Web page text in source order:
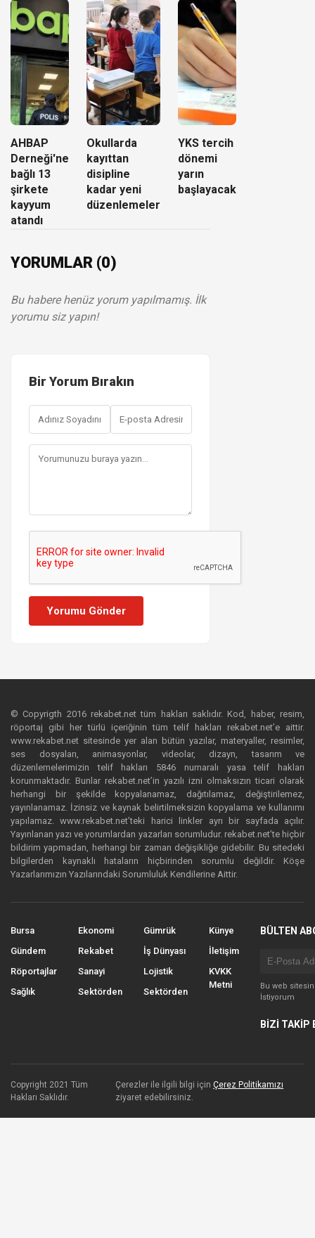
AHBAP
Derneği'ne
bağlı 13
şirkete
kayyum
atandı
Okullarda
kayıttan
disipline
kadar yeni
düzenlemeler
YKS tercih
dönemi
yarın
başlayacak
YORUMLAR (0)
Bu habere henüz yorum yapılmamış. İlk
yorumu siz yapın!
Bir Yorum Bırakın
Yorumu Gönder
© Copyrigth 2016 rekabet.net tüm hakları saklıdır. Kod, haber, resim,
röportaj gibi her türlü içeriğinin tüm telif hakları rekabet.net’e aittir.
www.rekabet.net sitesinde yer alan bütün yazılar, materyaller, resimler,
ses dosyaları, animasyonlar, videolar, dizayn, tasarım ve
düzenlemelerimizin telif hakları 5846 numaralı yasa telif hakları
korunmaktadır. Bunlar rekabet.net’in yazılı izni olmaksızın ticari olarak
herhangi bir şekilde kopyalanamaz, dağıtılamaz, değiştirilemez,
yayınlanamaz. İzinsiz ve kaynak belirtilmeksizin kopyalama ve kullanımı
yapılamaz. www.rekabet.net’teki harici linkler ayrı bir sayfada açılır.
Yayınlanan yazı ve yorumlardan yazarları sorumludur. rekabet.net’te hiçbir
bildirim yapmadan, herhangi bir zaman değişikliğe gidebilir. Bu sitedeki
bilgilerden kaynaklı hataların hiçbirinden sorumlu değildir. Köşe
Yazarlarımızın Yazılarındaki Sorumluluk Kendilerine Aittir.
Bursa
Gündem
Röportajlar
Sağlık
Ekonomi
Rekabet
Sanayi
Sektörden
Gümrük
İş Dünyası
Lojistik
Sektörden
Künye
İletişim
KVKK
Metni
BÜLTEN
Bu web
İstiyorum
BİZİ TAKİP
Copyright 2021 Tüm
Hakları Saklıdır.
Çerezler ile ilgili bilgi içinÇerez Politikamızı
ziyaret edebilirsiniz.